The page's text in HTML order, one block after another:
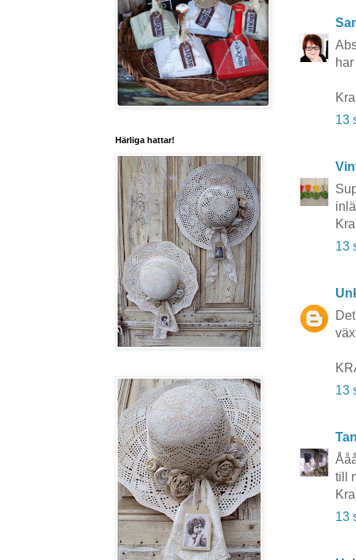
13
13
13
till
13
Härliga hattar!